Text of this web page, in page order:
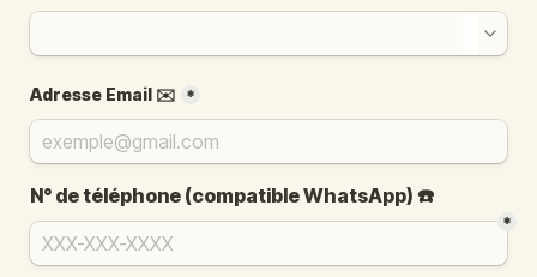
Adresse Email ✉️ *
N° de téléphone (compatible WhatsApp) ☎️
*